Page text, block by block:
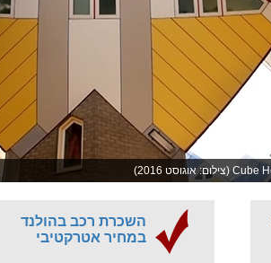
השכרת רכב בהולנד
במחיר אטרקטיבי